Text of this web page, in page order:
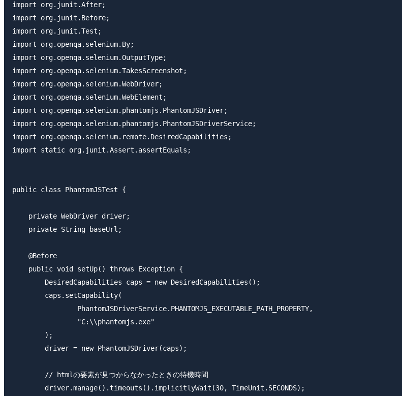
import org.junit.After;
import org.junit.Before;
import org.junit.Test;
import org.openqa.selenium.By;
import org.openqa.selenium.OutputType;
import org.openqa.selenium.TakesScreenshot;
import org.openqa.selenium.WebDriver;
import org.openqa.selenium.WebElement;
import org.openqa.selenium.phantomjs.PhantomJSDriver;
import org.openqa.selenium.phantomjs.PhantomJSDriverService;
import org.openqa.selenium.remote.DesiredCapabilities;
import static org.junit.Assert.assertEquals;
public class PhantomJSTest {
    private WebDriver driver;
    private String baseUrl;
    @Before
    public void setUp() throws Exception {
        DesiredCapabilities caps = new DesiredCapabilities();
        caps.setCapability(
                PhantomJSDriverService.PHANTOMJS_EXECUTABLE_PATH_PROPERTY,
                "C:\\phantomjs.exe"
        );
        driver = new PhantomJSDriver(caps);
        // htmlの要素が見つからなかったときの待機時間
        driver.manage().timeouts().implicitlyWait(30, TimeUnit.SECONDS);